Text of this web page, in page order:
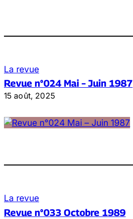
La revue
Revue n°024 Mai – Juin 1987
15 août, 2025
La revue
Revue n°033 Octobre 1989